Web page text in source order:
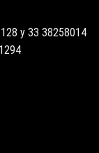
y 33 38258014